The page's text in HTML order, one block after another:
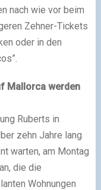
nach wie vor beim
Zehner-Tickets
oder in den
Mallorca werden
Ruberts in
zehn Jahre lang
warten, am Montag
die die
Wohnungen